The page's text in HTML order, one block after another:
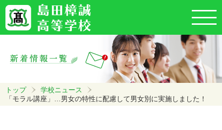
トップ
学校ニュース
「モラル講座」…男女の特性に配慮して男女別に実施しました！